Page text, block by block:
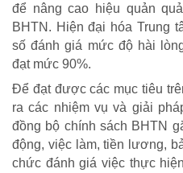
để nâng cao hiệu quản
BHTN. Hiện đại hóa Trung
số đánh giá mức độ hài
đạt mức 90%.
Để đạt được các mục tiêu
ra các nhiệm vụ và giải
đồng bộ chính sách BHTN
động, việc làm, tiền lương,
chức đánh giá việc thực